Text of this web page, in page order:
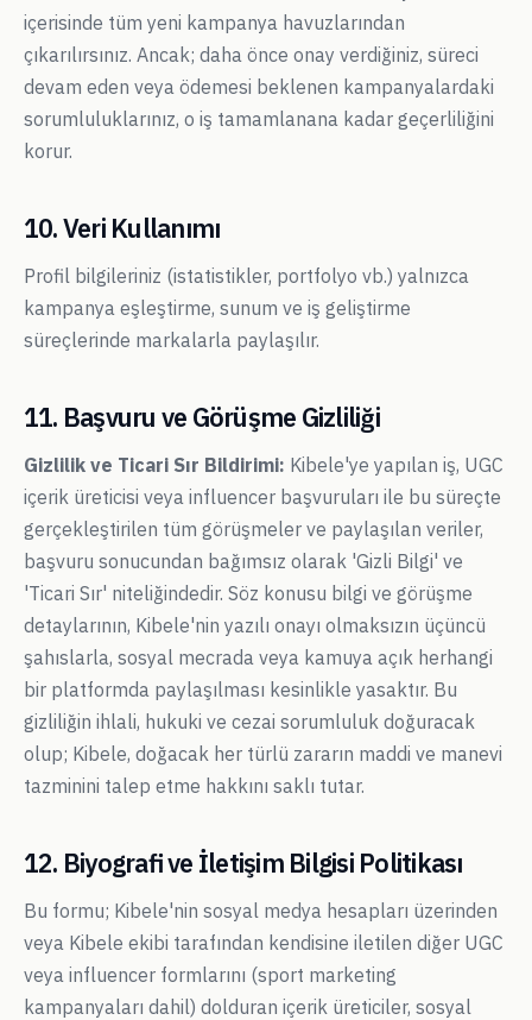
içerisinde tüm yeni kampanya havuzlarından
çıkarılırsınız. Ancak; daha önce onay verdiğiniz, süreci
devam eden veya ödemesi beklenen kampanyalardaki
sorumluluklarınız, o iş tamamlanana kadar geçerliliğini
korur.
10. Veri Kullanımı
Profil bilgileriniz (istatistikler, portfolyo vb.) yalnızca
kampanya eşleştirme, sunum ve iş geliştirme
süreçlerinde markalarla paylaşılır.
11. Başvuru ve Görüşme Gizliliği
Gizlilik ve Ticari Sır Bildirimi: Kibele'ye yapılan iş, UGC
içerik üreticisi veya influencer başvuruları ile bu süreçte
gerçekleştirilen tüm görüşmeler ve paylaşılan veriler,
başvuru sonucundan bağımsız olarak 'Gizli Bilgi' ve
'Ticari Sır' niteliğindedir. Söz konusu bilgi ve görüşme
detaylarının, Kibele'nin yazılı onayı olmaksızın üçüncü
şahıslarla, sosyal mecrada veya kamuya açık herhangi
bir platformda paylaşılması kesinlikle yasaktır. Bu
gizliliğin ihlali, hukuki ve cezai sorumluluk doğuracak
olup; Kibele, doğacak her türlü zararın maddi ve manevi
tazminini talep etme hakkını saklı tutar.
12. Biyografi ve İletişim Bilgisi Politikası
Bu formu; Kibele'nin sosyal medya hesapları üzerinden
veya Kibele ekibi tarafından kendisine iletilen diğer UGC
veya influencer formlarını (sport marketing
kampanyaları dahil) dolduran içerik üreticiler, sosyal